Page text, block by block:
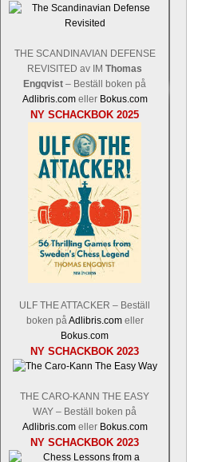
THE SCANDINAVIAN DEFENSE
REVISITED av IM Thomas
Engqvist – Beställ boken på
Adlibris.comeller Bokus.com
NY SCHACKBOK 2025
ULF THE ATTACKER – Beställ
boken påAdlibris.comeller
Bokus.com
NY SCHACKBOK 2023
THE CARO-KANN THE EASY
WAY – Beställ boken på
Adlibris.comeller Bokus.com
NY SCHACKBOK 2023